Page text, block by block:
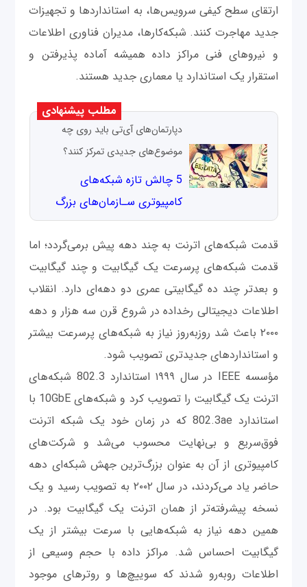
ارتقای سطح کیفی سرویس‌ها، به استانداردها و تجهیزات
جدید مهاجرت کنند. شبکه‌کارها، مدیران فناوری اطلاعات
و نیروهای فنی مراکز داده همیشه آماده پذیرفتن و
استقرار یک استاندارد یا معماری جدید هستند.
مطلب پیشنهادی
دپارتمان‌های آی‌تی باید روی چه
موضوع‌های جدیدی تمرکز کنند؟
5 چالش‌ تازه شبکه‌های
کامپیوتری سـازمان‌های بزرگ
قدمت شبکه‌های اترنت به چند دهه پیش برمی‌گردد؛ اما
قدمت شبکه‌های پرسرعت یک گیگابیت و چند گیگابیت
و بعدتر چند ده گیگابیتی عمری دو دهه‌ای دارد. انقلاب
اطلاعات دیجیتالی رخداده در شروع قرن سه هزار و دهه
۲۰۰۰ باعث شد روزبه‌روز نیاز به شبکه‌های پرسرعت‌ بیشتر
و استانداردهای جدیدتری تصویب شود.
مؤسسه IEEE در سال ۱۹۹۹ استاندارد 802.3 شبکه‌های
اترنت یک گیگابیت را تصویب کرد و شبکه‌های 10GbE با
استاندارد 802.3ae که در زمان خود یک شبکه اترنت
فوق‌سریع و بی‌نهایت محسوب می‌شد و شرکت‌های
کامپیوتری از آن به عنوان بزرگ‌ترین جهش شبکه‌ای دهه
حاضر یاد می‌کردند، در سال ۲۰۰۲ به تصویب رسید و یک
نسخه پیشرفته‌تر از همان اترنت یک گیگابیت بود. در
همین دهه نیاز به شبکه‌هایی با سرعت بیشتر از یک
گیگابیت احساس شد. مراکز داده با حجم وسیعی از
اطلاعات روبه‌رو شدند که سوییچ‌ها و روترهای موجود